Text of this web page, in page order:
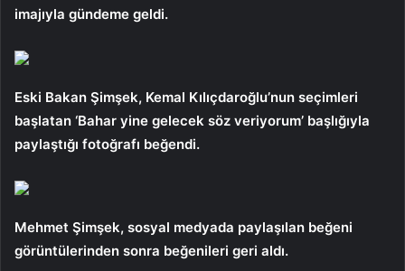
imajıyla gündeme geldi.
Eski Bakan Şimşek, Kemal Kılıçdaroğlu’nun seçimleri
başlatan ‘Bahar yine gelecek söz veriyorum’ başlığıyla
paylaştığı fotoğrafı beğendi.
Mehmet Şimşek, sosyal medyada paylaşılan beğeni
görüntülerinden sonra beğenileri geri aldı.